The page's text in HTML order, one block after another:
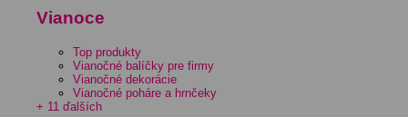
Vianoce
Top produkty
Vianočné balíčky pre firmy
Vianočné dekorácie
Vianočné poháre a hrnčeky
+ 11 ďalších